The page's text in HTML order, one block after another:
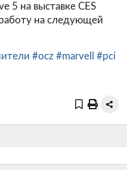
5 на выставке CES
на следующей
#ocz #marvell #pci